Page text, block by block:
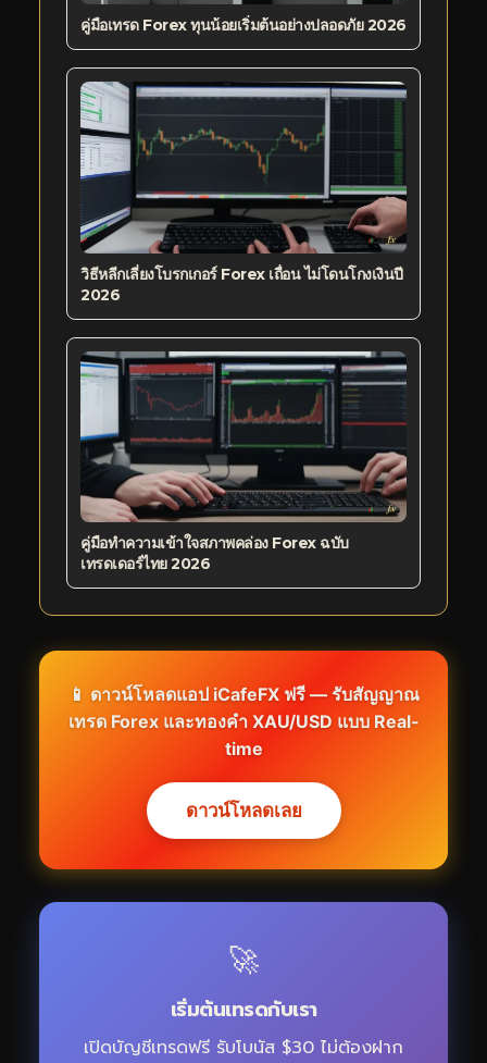
คู่มือเทรด Forex ทุนน้อยเริ่มต้นอย่างปลอดภัย 2026
วิธีหลีกเลี่ยงโบรกเกอร์ Forex เถื่อน ไม่โดนโกงเงินปี
2026
คู่มือทำความเข้าใจสภาพคล่อง Forex ฉบับ
เทรดเดอร์ไทย 2026
📱 ดาวน์โหลดแอป iCafeFX ฟรี — รับสัญญาณ
เทรด Forex และทองคำ XAU/USD แบบ Real-
time
ดาวน์โหลดเลย
🚀
เริ่มต้นเทรดกับเรา
เปิดบัญชีเทรดฟรี รับโบนัส $30 ไม่ต้องฝาก